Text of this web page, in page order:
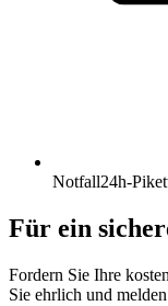
Notfall24h-
Für ein
Fordern Sie Ihre
Sie ehrlich und